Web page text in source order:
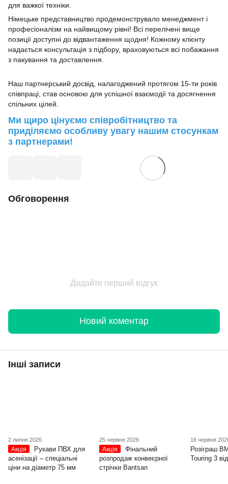
для важкої техніки.
Німецьке представництво продемонструвало менеджмент і
професіоналізм на найвищому рівні! Всі перелічені вище
позиції доступні до відвантаження щодня! Кожному клієнту
надається консультація з підбору, враховуються всі побажання
з пакування та доставлення.
Наш партнерський досвід, налагоджений протягом 15-ти років
співпраці, став основою для успішної взаємодії та досягнення
спільних цілей.
Ми щиро цінуємо співробітництво та
приділяємо особливу увагу нашим стосункам
з партнерами!
Обговорення
Додайте перший відгук
Новий коментар
Інші записи
2 липня 2026
Акція
Рукави ПВХ для
асенізації – спеціальні
ціни на діаметр 75 мм
25 червня 2026
Акція
Фінальний
розпродаж конвеєрної
стрічки Bantsan
16 червня
Розіграш
Touring 3